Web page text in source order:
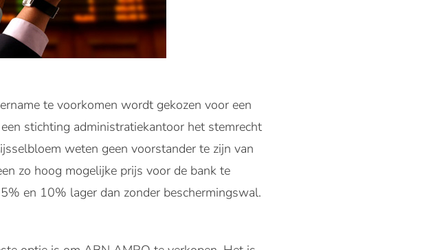
te voorkomen wordt gekozen voor een
stichting administratiekantoor het stemrecht
weten geen voorstander te zijn van
zo hoog mogelijke prijs voor de bank te
en 10% lager dan zonder beschermingswal.